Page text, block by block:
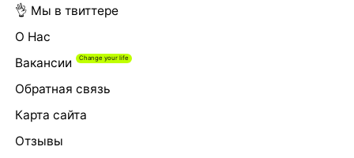
👌 Мы в твиттере
О Нас
Вакансии
Обратная связь
Карта сайта
Отзывы